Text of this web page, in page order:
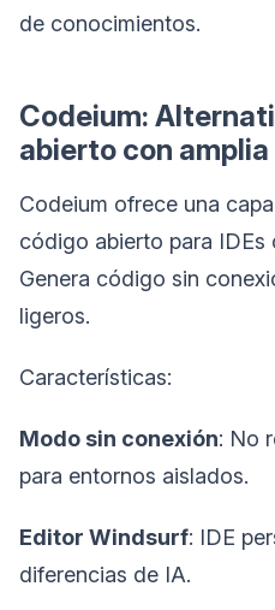
de conocimientos.
Codeium:
abierto con
Codeium ofrece una
código abierto para IDEs
Genera código sin
ligeros.
Características:
Modo sin conexión: No
para entornos aislados.
Editor Windsurf: IDE
diferencias de IA.